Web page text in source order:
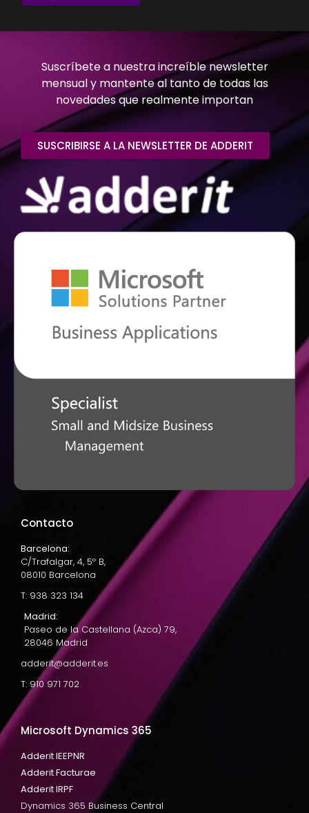
Suscríbete a nuestra increíble newsletter
mensual y mantente al tanto de todas las
novedades que realmente importan
SUSCRIBIRSE A LA NEWSLETTER DE ADDERIT
Contacto
Barcelona:
C/Trafalgar, 4, 5º B,
08010 Barcelona
T: 938 323 134
Madrid:
Paseo de la Castellana (Azca) 79,
28046 Madrid
adderit@adderit.es
T: 910 971 702
Microsoft Dynamics 365
Adderit IEEPNR
Adderit Facturae
Adderit IRPF
Dynamics 365 Business Central